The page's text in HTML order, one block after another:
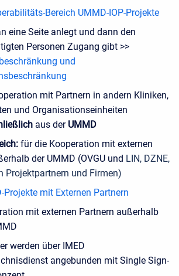
Bereich UMMD-IOP-Projekte
eine Seite anlegt und dann den
Personen Zugang gibt >>
und
mit Partnern in andern Kliniken,
und Organisationseinheiten
aus der UMMD
für die Kooperation mit externen
der UMMD (OVGU und LIN, DZNE,
Projektpartnern und Firmen)
Projekte mit Externen Partnern
mit externen Partnern außerhalb
werden über IMED
angebunden mit Single Sign-